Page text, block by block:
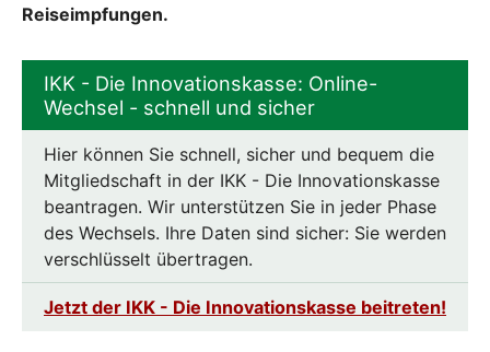
Reiseimpfungen.
IKK - Die Innovationskasse: Online-
Wechsel - schnell und sicher
Hier können Sie schnell, sicher und bequem die
Mitgliedschaft in der IKK - Die Innovationskasse
beantragen. Wir unterstützen Sie in jeder Phase
des Wechsels. Ihre Daten sind sicher: Sie werden
verschlüsselt übertragen.
Jetzt der IKK - Die Innovationskasse beitreten!